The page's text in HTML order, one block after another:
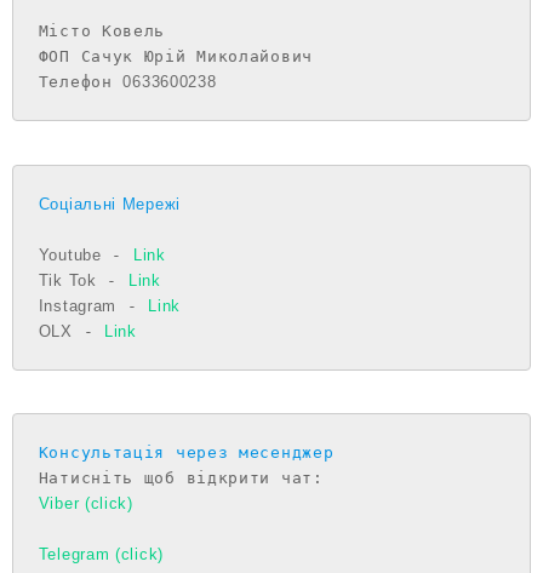
Місто Ковель
ФОП Сачук Юрій Миколайович
Телефон 0633600238
Соціальні Мережі
Youtube -
Link
Tik Tok
-
Link
Instagram
-
Link
OLX
- Link
Консультація через месенджер
Viber (click)
Telegram (click)